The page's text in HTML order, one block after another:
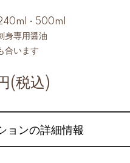
・500ml
身専用醤油
合います
(税込)
ョンの詳細情報